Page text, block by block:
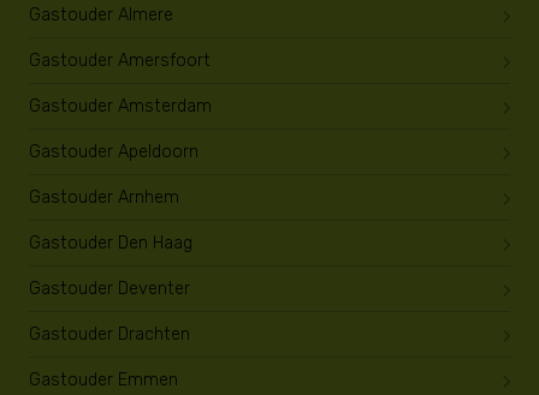
Gastouder Almere
Gastouder Amersfoort
Gastouder Amsterdam
Gastouder Apeldoorn
Gastouder Arnhem
Gastouder Den Haag
Gastouder Deventer
Gastouder Drachten
Gastouder Emmen